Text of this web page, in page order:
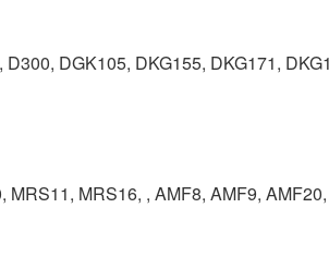
D300, DGK105, DKG155, DKG171,
MRS11, MRS16, , AMF8, AMF9,